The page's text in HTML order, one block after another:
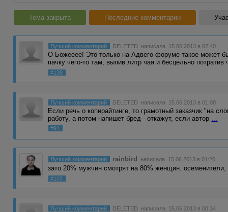
Тема закрыта Последние комментарии
Лучший комментарий DELETED написала 15.06.2013 в 02:40
О Божееее! Это только на Адвего-форуме такое может
пачку чего-то там, выпив литр чая и бесцельно потратив
#138
Лучший комментарий DELETED написала 15.06.2013 в 01:00
Если речь о копирайтинге, то грамотный заказчик "на
работу, а потом напишет бред - откажут, если автор
#91
Лучший комментарий rainbird написала 15.06.2013 в 01:20
зато 20% мужчин смотрят на 80% женщин.
#103
Лучший комментарий DELETED написала 15.06.2013 в 00:34